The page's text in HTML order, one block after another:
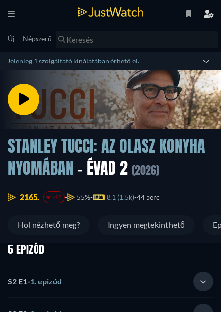
Új Népszerű
Jelenleg 1 szolgáltató kínálatában érhető el.
STANLEY TUCCI: AZ OLASZ KONYHA
NYOMÁBAN - ÉVAD 2 (2026)
2165. -18 55% 8.1 (1.5k) 44 perc
Hol nézhető meg? Ingyen megtekinthető
5 EPIZÓD
S2 E1-1. epizód